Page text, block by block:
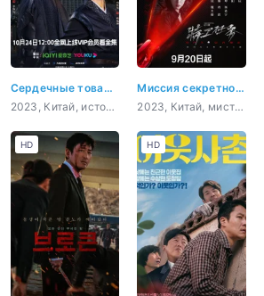
Сердечные товарищи
2023, Китай, история, мистика, романтика, драма
Миссия секретного агента
2023, Китай, мистика, криминал
HD HD